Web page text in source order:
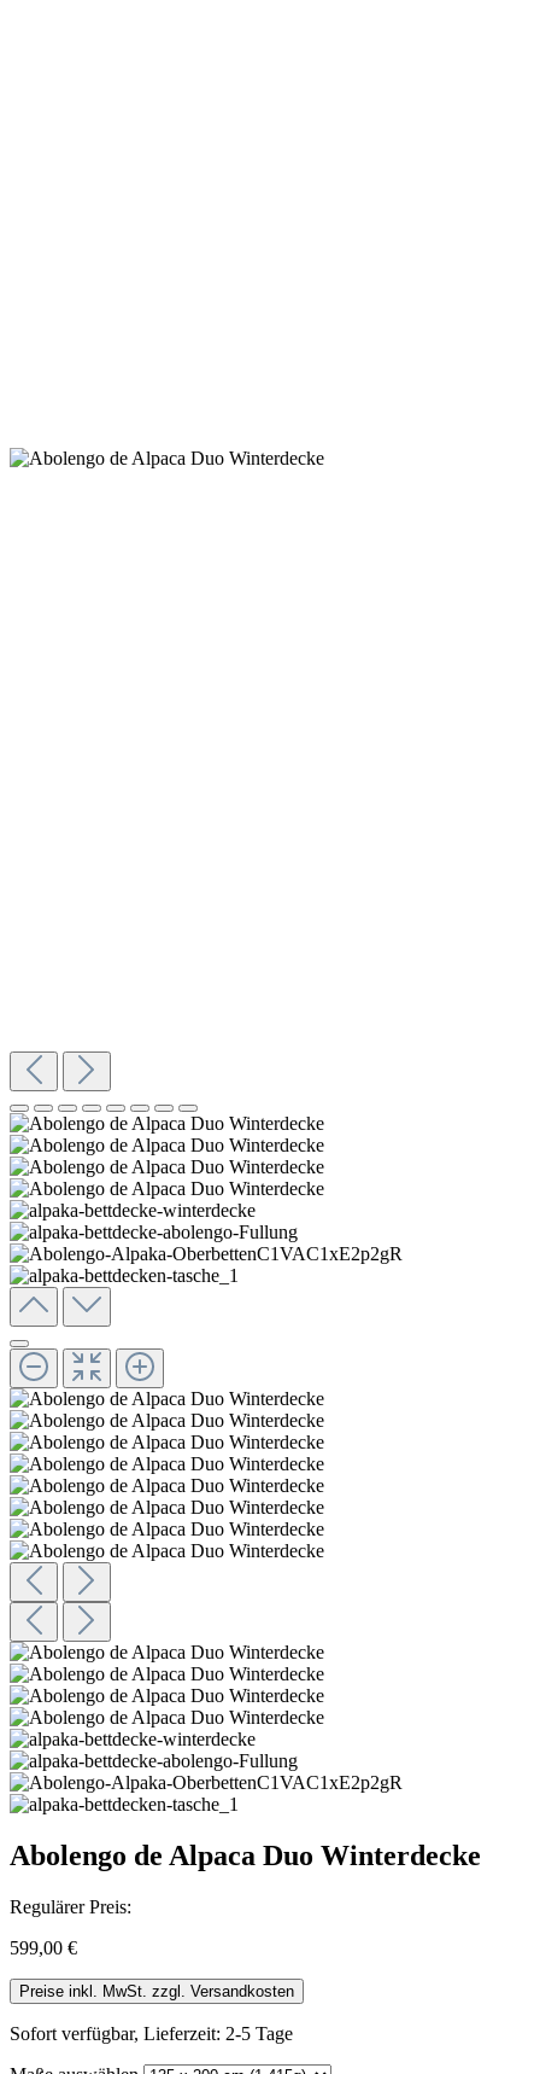
Abolengo de Alpaca Duo Winterdecke
Regulärer Preis:
599,00 €
Preise inkl. MwSt. zzgl. Versandkosten
Sofort verfügbar, Lieferzeit: 2-5 Tage